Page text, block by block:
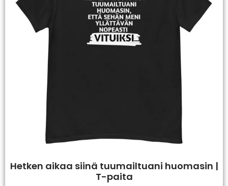
Hetken aikaa siinä tuumailtuani huomasin |
T-paita